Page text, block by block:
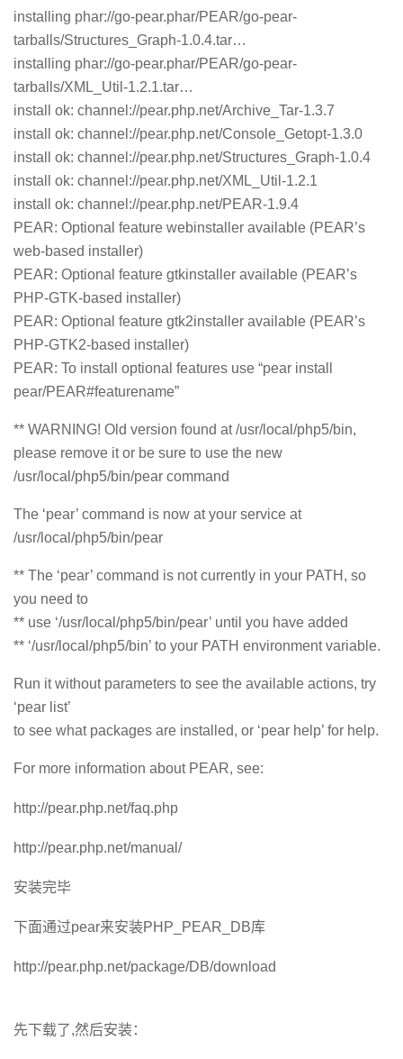
installing phar://go-pear.phar/PEAR/go-pear-
tarballs/Structures_Graph-1.0.4.tar…
installing phar://go-pear.phar/PEAR/go-pear-
tarballs/XML_Util-1.2.1.tar…
install ok: channel://pear.php.net/Archive_Tar-1.3.7
install ok: channel://pear.php.net/Console_Getopt-1.3.0
install ok: channel://pear.php.net/Structures_Graph-1.0.4
install ok: channel://pear.php.net/XML_Util-1.2.1
install ok: channel://pear.php.net/PEAR-1.9.4
PEAR: Optional feature webinstaller available (PEAR’s
web-based installer)
PEAR: Optional feature gtkinstaller available (PEAR’s
PHP-GTK-based installer)
PEAR: Optional feature gtk2installer available (PEAR’s
PHP-GTK2-based installer)
PEAR: To install optional features use “pear install
pear/PEAR#featurename”
** WARNING! Old version found at /usr/local/php5/bin,
please remove it or be sure to use the new
/usr/local/php5/bin/pear command
The ‘pear’ command is now at your service at
/usr/local/php5/bin/pear
** The ‘pear’ command is not currently in your PATH, so
you need to
** use ‘/usr/local/php5/bin/pear’ until you have added
** ‘/usr/local/php5/bin’ to your PATH environment variable.
Run it without parameters to see the available actions, try
‘pear list’
to see what packages are installed, or ‘pear help’ for help.
For more information about PEAR, see:
http://pear.php.net/faq.php
http://pear.php.net/manual/
安装完毕
下面通过pear来安装PHP_PEAR_DB库
http://pear.php.net/package/DB/download
先下载了,然后安装：